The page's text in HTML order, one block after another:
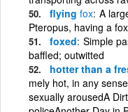
flying fox A
Pteropus, having a
foxed Simple
baffled; outwitted
hotter than a
mely hot, in any
sexually arousedA